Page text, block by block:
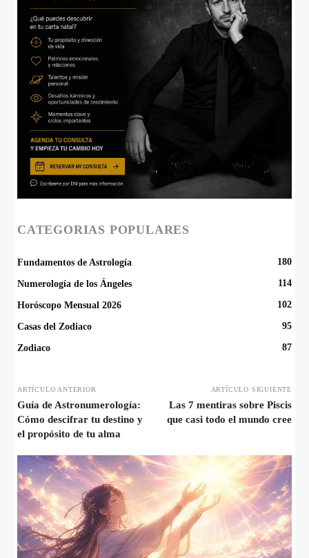
CATEGORIAS POPULARES
Fundamentos de Astrología 180
Numerología de los Ángeles 114
Horóscopo Mensual 2026 102
Casas del Zodiaco 95
Zodiaco 87
ARTÍCULO ANTERIOR
Guía de Astronumerología:
Cómo descifrar tu destino y
el propósito de tu alma
ARTÍCULO SIGUIENTE
Las 7 mentiras sobre Piscis
que casi todo el mundo cree